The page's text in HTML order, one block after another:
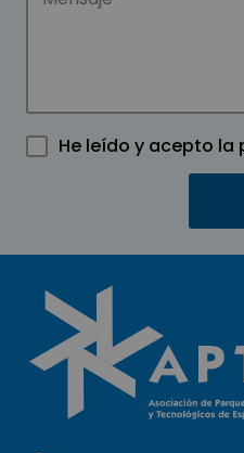
He leído y acepto la